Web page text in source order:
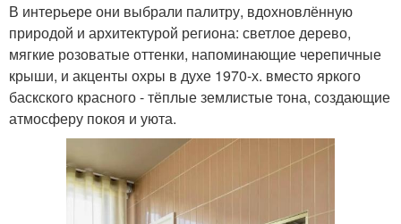
В интерьере они выбрали палитру, вдохновлённую
природой и архитектурой региона: светлое дерево,
мягкие розоватые оттенки, напоминающие черепичные
крыши, и акценты охры в духе 1970-х. вместо яркого
баскского красного - тёплые землистые тона, создающие
атмосферу покоя и уюта.